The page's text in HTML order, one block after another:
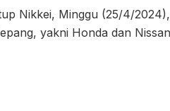
Nikkei, Minggu (25/4/
yakni Honda dan